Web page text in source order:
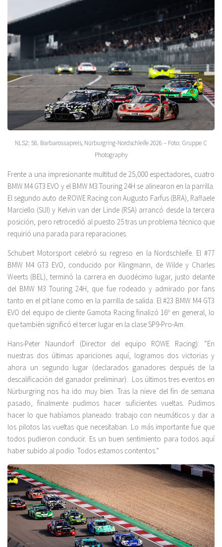
NLS2: 58. Barbarossapreis, Nürburgring-Nordschleife 2026 – Foto: Gruppe C
Photography
Frente a una impresionante multitud de 25,000 espectadores, cuatro
BMW M4 GT3 EVO y el BMW M3 Touring 24H se alinearon en la parrilla.
El segundo auto de ROWE Racing con Augusto Farfus (BRA), Raffaele
Marciello (SUI) y Kelvin van der Linde (RSA) arrancó desde la tercera
posición, pero retrocedió al puesto 25 tras un problema técnico que
requirió una parada para reparaciones.
Schubert Motorsport celebró su regreso en la Nordschleife. El #77
BMW M4 GT3 EVO, conducido por Klingmann, de Wilde y Charles
Weerts (BEL), terminó la carrera en duodécimo lugar, justo delante
del BMW M3 Touring 24H, que fue rodeado y admirado por fans
tanto en el pit lane como en la parrilla de salida. El #23 BMW M4 GT3
EVO del equipo de cliente Gamota Racing finalizó 16º en general, lo
que también significó el tercer lugar en la clase SP9-Pro-Am.
Hans-Peter Naundorf (Director del equipo ROWE Racing): “En
nuestras dos últimas apariciones aquí, logramos dos victorias y
ahora un segundo lugar (declarados ganadores después de la
descalificación del ganador preliminar). Los últimos tres eventos en
Nürburgring nos ha ido muy bien. Tras la nieve del fin de semana
pasado, finalmente pudimos hacer suficientes vueltas. Pudimos
hacer lo que habíamos planeado: trabajo con neumáticos y dar a
los pilotos las vueltas que necesitaban. Lo más importante fue que
todos pudieron conducir. Es un buen sentimiento para todos aquí
haber subido al podio. Todos estamos contentos.”